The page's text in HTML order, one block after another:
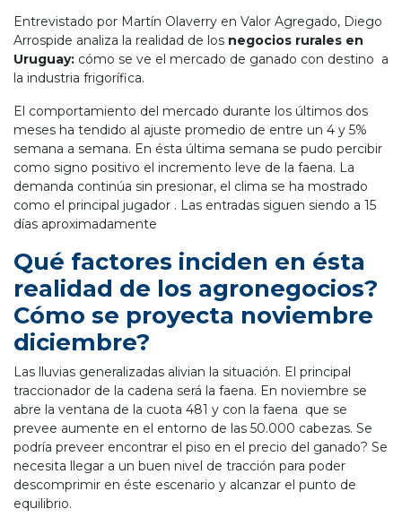
Entrevistado por Martín Olaverry en Valor Agregado, Diego
Arrospide analiza la realidad de los negocios rurales en
Uruguay: cómo se ve el mercado de ganado con destino a
la industria frigorífica.
El comportamiento del mercado durante los últimos dos
meses ha tendido al ajuste promedio de entre un 4 y 5%
semana a semana. En ésta última semana se pudo percibir
como signo positivo el incremento leve de la faena. La
demanda continúa sin presionar, el clima se ha mostrado
como el principal jugador . Las entradas siguen siendo a 15
días aproximadamente
Qué factores inciden en ésta
realidad de los agronegocios?
Cómo se proyecta noviembre
diciembre?
Las lluvias generalizadas alivian la situación. El principal
traccionador de la cadena será la faena. En noviembre se
abre la ventana de la cuota 481 y con la faena que se
prevee aumente en el entorno de las 50.000 cabezas. Se
podría preveer encontrar el piso en el precio del ganado? Se
necesita llegar a un buen nivel de tracción para poder
descomprimir en éste escenario y alcanzar el punto de
equilibrio.